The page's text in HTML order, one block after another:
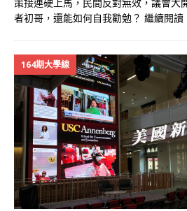
者初哥，還能如何自我勸勉？ 繼續閱讀
164期大學線